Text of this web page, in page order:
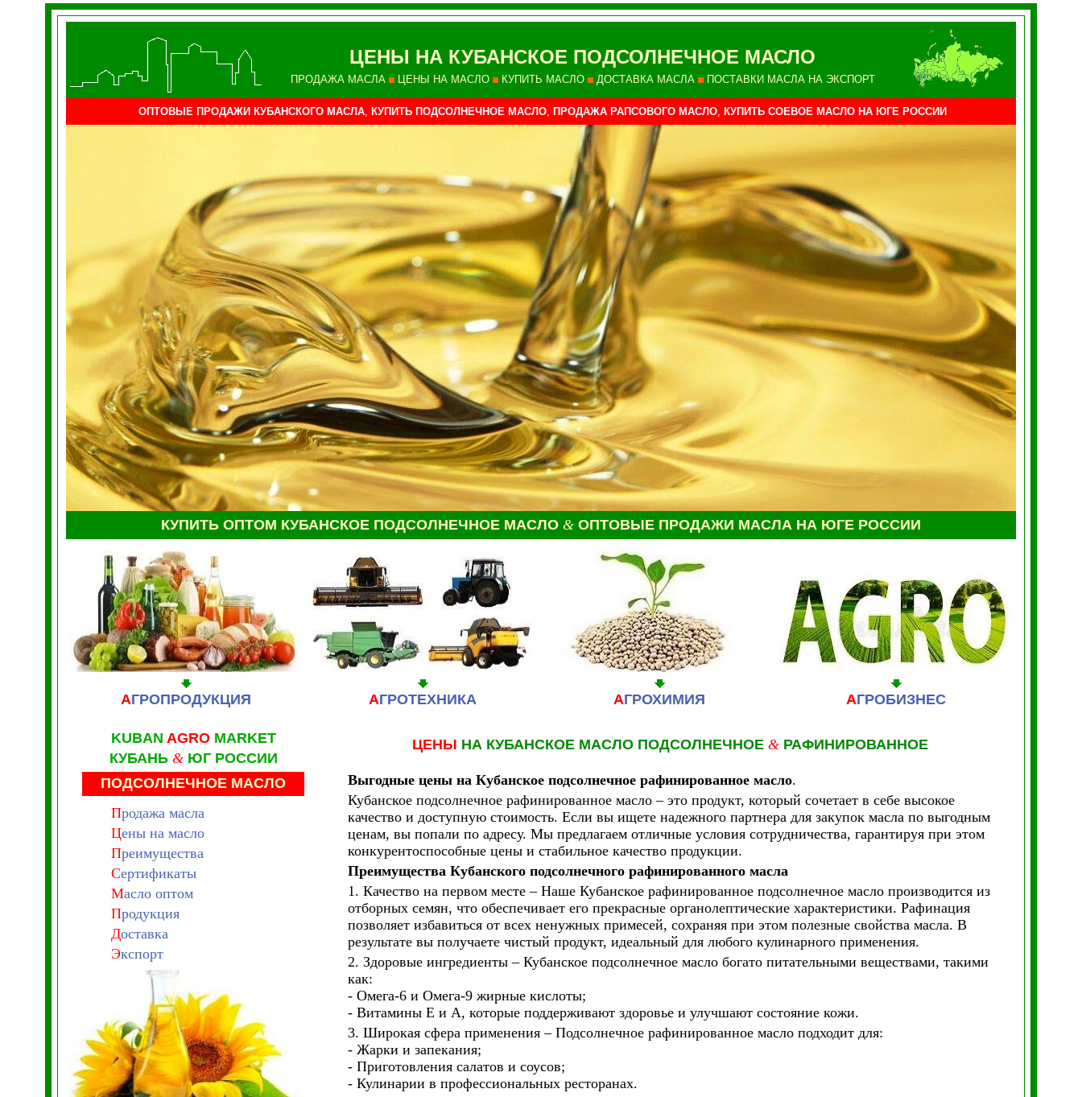
ЦЕНЫ НА КУБАНСКОЕ ПОДСОЛНЕЧНОЕ МАСЛО
ПРОДАЖА МАСЛА ЦЕНЫ НА МАСЛО КУПИТЬ МАСЛО ДОСТАВКА МАСЛА ПОСТАВКИ МАСЛА НА ЭКСПОРТ
ОПТОВЫЕ ПРОДАЖИ КУБАНСКОГО МАСЛА, КУПИТЬ ПОДСОЛНЕЧНОЕ МАСЛО, ПРОДАЖА РАПСОВОГО МАСЛО, КУПИТЬ СОЕВОЕ МАСЛО НА ЮГЕ РОССИИ
КУПИТЬ ОПТОМ КУБАНСКОЕ ПОДСОЛНЕЧНОЕ МАСЛО & ОПТОВЫЕ ПРОДАЖИ МАСЛА НА ЮГЕ РОССИИ
АГРОПРОДУКЦИЯ АГРОТЕХНИКА АГРОХИМИЯ АГРОБИЗНЕС
KUBAN AGROMARKET
КУБАНЬ & ЮГ РОССИИ
ПОДСОЛНЕЧНОЕ МАСЛО
Продажа масла
Цены на масло
Преимущества
Сертификаты
Масло оптом
Продукция
Доставка
Экспорт
ЦЕНЫ НА КУБАНСКОЕ МАСЛО ПОДСОЛНЕЧНОЕ & РАФИНИРОВАННОЕ
Выгодные цены на Кубанское подсолнечное рафинированное масло.
Кубанское подсолнечное рафинированное масло – это продукт, который сочетает в себе высокое
качество и доступную стоимость. Если вы ищете надежного партнера для закупок масла по выгодным
ценам, вы попали по адресу. Мы предлагаем отличные условия сотрудничества, гарантируя при этом
конкурентоспособные цены и стабильное качество продукции.
Преимущества Кубанского подсолнечного рафинированного масла
1. Качество на первом месте – Наше Кубанское рафинированное подсолнечное масло производится из
отборных семян, что обеспечивает его прекрасные органолептические характеристики. Рафинация
позволяет избавиться от всех ненужных примесей, сохраняя при этом полезные свойства масла. В
результате вы получаете чистый продукт, идеальный для любого кулинарного применения.
2. Здоровые ингредиенты – Кубанское подсолнечное масло богато питательными веществами, такими
как:
- Омега-6 и Омега-9 жирные кислоты;
- Витамины E и A, которые поддерживают здоровье и улучшают состояние кожи.
3. Широкая сфера применения – Подсолнечное рафинированное масло подходит для:
- Жарки и запекания;
- Приготовления салатов и соусов;
- Кулинарии в профессиональных ресторанах.